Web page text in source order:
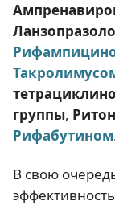
группы,
Рифабутином
В свою
эффективность